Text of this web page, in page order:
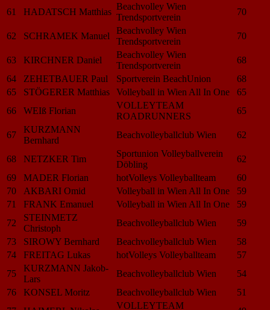
61 HADATSCH Matthias
Beachvolley Wien
Trendsportverein
70
62 SCHRAMEK Manuel
Beachvolley Wien
Trendsportverein
70
63 KIRCHNER Daniel
Beachvolley Wien
Trendsportverein
68
64
ZEHETBAUER Paul Sportverein BeachUnion
68
65
STÖGERER Matthias Volleyball in Wien All In One
65
66
WEIß Florian
VOLLEYTEAM
ROADRUNNERS
65
67
KURZMANN
Bernhard
Beachvolleyballclub Wien 62
68 NETZKER Tim
Sportunion Volleyballverein
Döbling
62
69
MADER Florian hotVolleys Volleyballteam
60
70
AKBARI Omid Volleyball in Wien All In One
59
71
FRANK Emanuel Volleyball in Wien All In One
59
72
STEINMETZ
Christoph
Beachvolleyballclub Wien
59
73
SIROWY Bernhard Beachvolleyballclub Wien
58
74
FREITAG Lukas hotVolleys Volleyballteam
57
75
KURZMANN Jakob-
Lars
Beachvolleyballclub Wien
54
76
KONSEL Moritz Beachvolleyballclub Wien
51
VOLLEYTEAM